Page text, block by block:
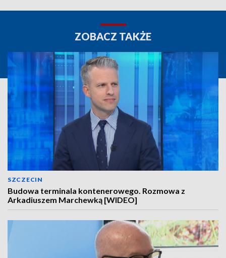
ZOBACZ TAKŻE
SZCZECIN
Budowa terminala kontenerowego. Rozmowa z
Arkadiuszem Marchewką [WIDEO]